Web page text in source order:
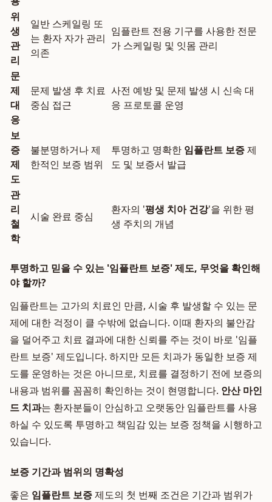
위
생
관
리
일반 스케일링 또
는 환자 자가 관리
의존
임플란트 전용 기구를 사용한 전문
가 스케일링 및 잇몸 관리
문
제
대
응
문제 발생 후 치료
중심 접근
사전 예방 및 문제 발생 시 신속 대
응 프로토콜 운영
보
증
제
도
불분명하거나 제
한적인 보증 범위
투명하고 명확한 임플란트 보증제
도 및 보증서 발급
관
리
철
학
시술 완료 중심
환자의 '평생 치아 건강'을 위한 평
생 주치의 개념
투명하고 믿을 수 있는 '임플란트 보증' 제도, 무엇을 확인해
야 할까?
임플란트는 고가의 치료인 만큼, 시술 후 발생할 수 있는 문
제에 대한 걱정이 클 수밖에 없습니다. 이때 환자의 불안감
을 덜어주고 치료 결과에 대한 신뢰를 주는 것이 바로 '임플
란트 보증' 제도입니다. 하지만 모든 치과가 동일한 보증 제
도를 운영하는 것은 아니므로, 치료를 결정하기 전에 보증의
내용과 범위를 꼼꼼히 확인하는 것이 현명합니다. 안산 마인
드 치과는 환자분들이 안심하고 오랫동안 임플란트를 사용
하실 수 있도록 투명하고 책임감 있는 보증 정책을 시행하고
있습니다.
보증 기간과 범위의 명확성
좋은 임플란트 보증제도의 첫 번째 조건은 기간과 범위가